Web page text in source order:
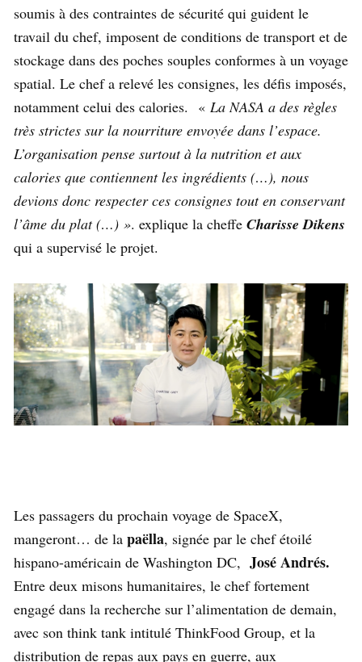
soumis à des contraintes de sécurité qui guident le
travail du chef, imposent de conditions de transport et de
stockage dans des poches souples conformes à un voyage
spatial. Le chef a relevé les consignes, les défis imposés,
notamment celui des calories. « La NASA a des règles
très strictes sur la nourriture envoyée dans l’espace.
L’organisation pense surtout à la nutrition et aux
calories que contiennent les ingrédients (…), nous
devions donc respecter ces consignes tout en conservant
l’âme du plat (…) ». explique la cheffe Charisse Dikens
qui a supervisé le projet.
Les passagers du prochain voyage de SpaceX,
mangeront… de la paëlla, signée par le chef étoilé
hispano-américain de Washington DC, José Andrés.
Entre deux misons humanitaires, le chef fortement
engagé dans la recherche sur l’alimentation de demain,
avec son think tank intitulé ThinkFood Group, et la
distribution de repas aux pays en guerre, aux